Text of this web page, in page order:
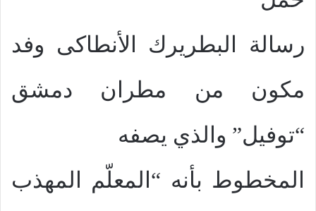
رسالة البطريرك الأنطاكى وفد
مكون من مطران دمشق
“توفيل” والذي يصفه
المخطوط بأنه “المعلّم المهذب